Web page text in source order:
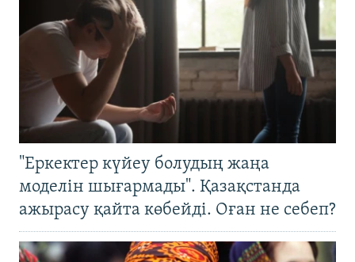
"Еркектер күйеу болудың жаңа
моделін шығармады". Қазақстанда
ажырасу қайта көбейді. Оған не себеп?